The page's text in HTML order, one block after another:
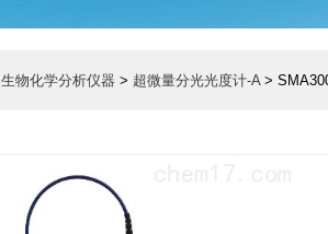
生物化学分析仪器 > 超微量分光光度计-A>